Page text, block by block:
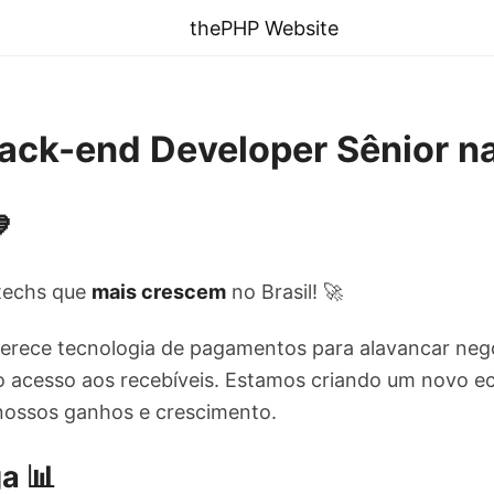
thePHP Website
end Developer Sênior
que mais crescem no Brasil! 🚀
tecnologia de pagamentos para alavancar
aos recebíveis. Estamos criando um novo
ganhos e crescimento.
📊